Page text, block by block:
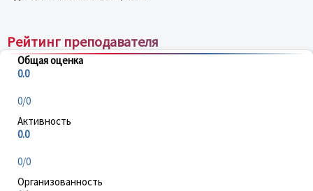
Рейтинг преподавателя
Общая оценка
0.0
0/0
Активность
0.0
0/0
Организованность